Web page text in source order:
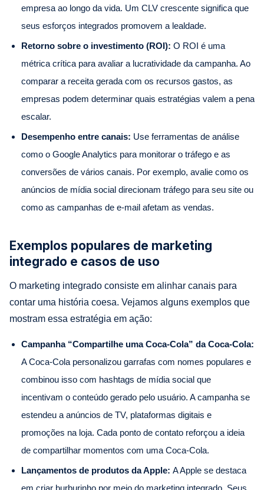
empresa ao longo da vida. Um CLV crescente significa que
seus esforços integrados promovem a lealdade.
Retorno sobre o investimento (ROI): O ROI é uma
métrica crítica para avaliar a lucratividade da campanha. Ao
comparar a receita gerada com os recursos gastos, as
empresas podem determinar quais estratégias valem a pena
escalar.
Desempenho entre canais: Use ferramentas de análise
como o Google Analytics para monitorar o tráfego e as
conversões de vários canais. Por exemplo, avalie como os
anúncios de mídia social direcionam tráfego para seu site ou
como as campanhas de e-mail afetam as vendas.
Exemplos populares de marketing
integrado e casos de uso
O marketing integrado consiste em alinhar canais para
contar uma história coesa. Vejamos alguns exemplos que
mostram essa estratégia em ação:
Campanha “Compartilhe uma Coca-Cola” da Coca-Cola:
A Coca-Cola personalizou garrafas com nomes populares e
combinou isso com hashtags de mídia social que
incentivam o conteúdo gerado pelo usuário. A campanha se
estendeu a anúncios de TV, plataformas digitais e
promoções na loja. Cada ponto de contato reforçou a ideia
de compartilhar momentos com uma Coca-Cola.
Lançamentos de produtos da Apple: A Apple se destaca
em criar burburinho por meio do marketing integrado. Seus